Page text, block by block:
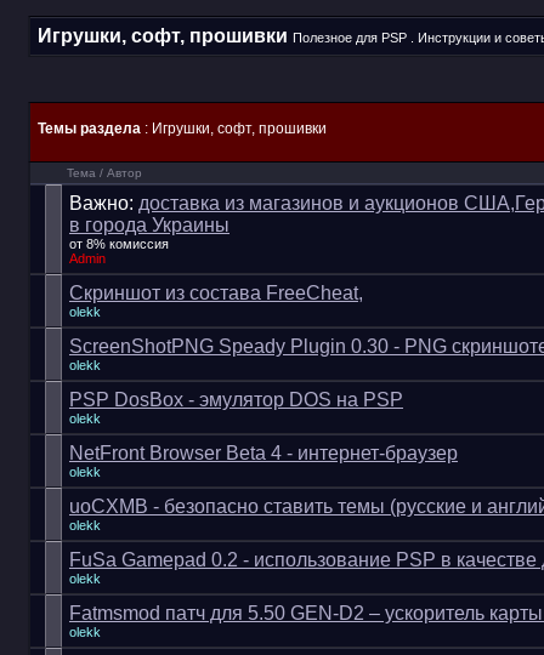
Игрушки, софт, прошивки Полезное для PSP . Инструкции и
Темы раздела : Игрушки, софт, прошивки
Тема / Автор
Важно: доставка из магазинов и аукционов
в города Украины
от 8% комиссия
Admin
Скриншот из состава FreeCheat,
olekk
ScreenShotPNG Speady Plugin 0.30 - PNG
olekk
PSP DosBox - эмулятор DOS на PSP
olekk
NetFront Browser Beta 4 - интернет-браузер
olekk
uoCXMB - безопасно ставить темы (русские и
olekk
FuSa Gamepad 0.2 - использование PSP в качестве
olekk
Fatmsmod патч для 5.50 GEN-D2 – ускоритель
olekk